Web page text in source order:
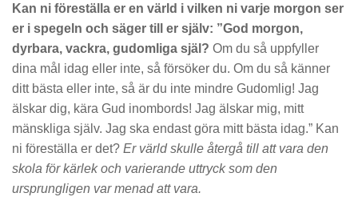
Kan ni föreställa er en värld i vilken ni varje morgon ser
er i spegeln och säger till er själv: ”God morgon,
dyrbara, vackra, gudomliga själ? Om du så uppfyller
dina mål idag eller inte, så försöker du. Om du så känner
ditt bästa eller inte, så är du inte mindre Gudomlig! Jag
älskar dig, kära Gud inombords! Jag älskar mig, mitt
mänskliga själv. Jag ska endast göra mitt bästa idag.” Kan
ni föreställa er det? Er värld skulle återgå till att vara den
skola för kärlek och varierande uttryck som den
ursprungligen var menad att vara.